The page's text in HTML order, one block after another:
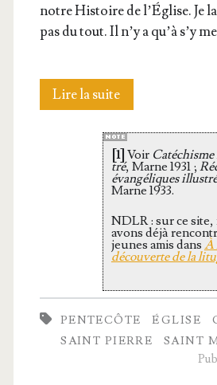
notre His­toire de l’É­glise. Je
pas du tout. Il n’y a qu’à s’y
Lire la suiteIntro­
tion :
L’Église
de
la
[1] Voir
tré, Marne 1931 ;
évan­gé­liques
Marne 1933.
NDLR : sur ce site,
avons déjà
jeunes amis dans À
décou­verte de la
PENTECÔTE ÉGLISE
SAINT PIERRE
SAINT